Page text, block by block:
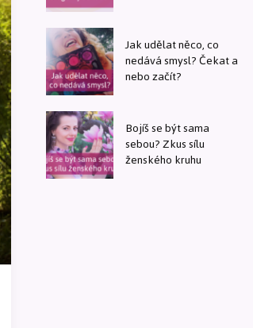
Jak udělat něco, co
nedává smysl? Čekat a
nebo začít?
Bojíš se být sama
sebou? Zkus sílu
ženského kruhu